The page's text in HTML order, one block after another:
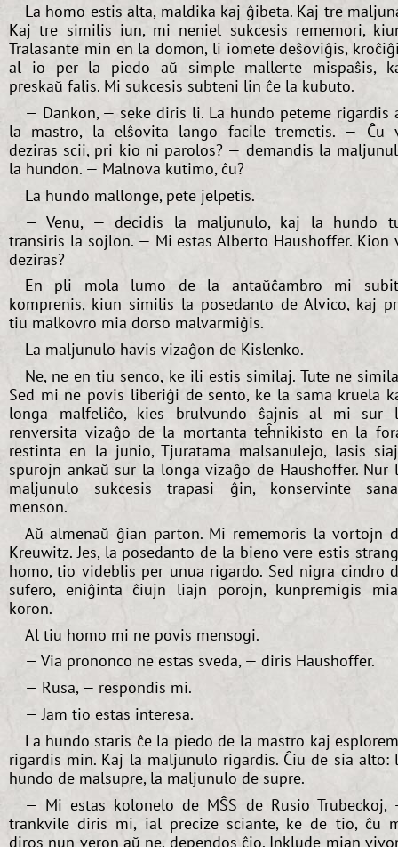
La homo estis alta, maldika kaj ĝibeta. Kaj tre
Kaj tre similis iun, mi neniel sukcesis rememori,
Tralasante min en la domon, li iomete deŝoviĝis,
al io per la piedo aŭ simple mallerte mispaŝis,
preskaŭ falis. Mi sukcesis subteni lin ĉe la kubuto.
— Dankon, — seke diris li. La hundo peteme rigardis
la mastro, la elŝovita lango facile tremetis. — Ĉu
deziras scii, pri kio ni parolos? — demandis la
la hundon. — Malnova kutimo, ĉu?
La hundo mallonge, pete jelpetis.
— Venu, — decidis la maljunulo, kaj la hundo
transiris la sojlon. — Mi estas Alberto Haushoffer. Kion
deziras?
En pli mola lumo de la antaŭĉambro mi
komprenis, kiun similis la posedanto de Alvico, kaj
tiu malkovro mia dorso malvarmiĝis.
La maljunulo havis vizaĝon de Kislenko.
Ne, ne en tiu senco, ke ili estis similaj. Tute ne
Sed mi ne povis liberiĝi de sento, ke la sama kruela
longa malfeliĉo, kies brulvundo ŝajnis al mi sur
renversita vizaĝo de la mortanta teĥnikisto en la
restinta en la junio, Tjuratama malsanulejo, lasis
spurojn ankaŭ sur la longa vizaĝo de Haushoffer. Nur
maljunulo sukcesis trapasi ĝin, konservinte
menson.
Aŭ almenaŭ ĝian parton. Mi rememoris la vortojn
Kreuwitz. Jes, la posedanto de la bieno vere estis
homo, tio videblis per unua rigardo. Sed nigra cindro
sufero, eniĝinta ĉiujn liajn porojn, kunpremigis
koron.
Al tiu homo mi ne povis mensogi.
— Via prononco ne estas sveda, — diris Haushoffer.
— Rusa, — respondis mi.
— Jam tio estas interesa.
La hundo staris ĉe la piedo de la mastro kaj
rigardis min. Kaj la maljunulo rigardis. Ĉiu de sia alto:
hundo de malsupre, la maljunulo de supre.
— Mi estas kolonelo de MŜS de Rusio Trubeckoj,
trankvile diris mi, ial precize sciante, ke de tio, ĉu
diros nun veron aŭ ne, dependos ĉio. Inklude mian